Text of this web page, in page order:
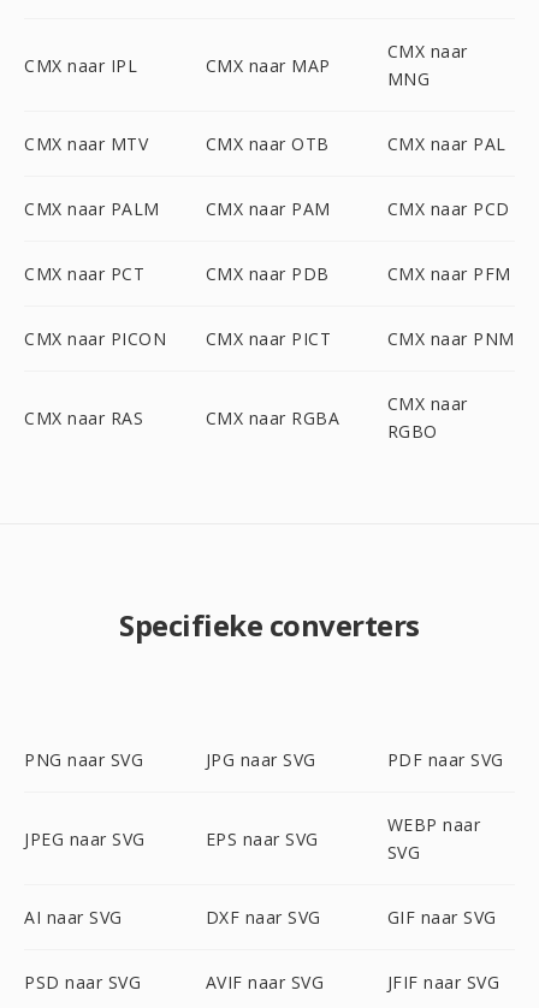
CMX naar IPL CMX naar MAP
CMX naar
MNG
CMX naar MTV CMX naar OTB CMX naar PAL
CMX naar PALM CMX naar PAM CMX naar PCD
CMX naar PCT CMX naar PDB CMX naar PFM
CMX naar PICON CMX naar PICT CMX naar PNM
CMX naar RAS CMX naar RGBA
CMX naar
RGBO
Specifieke converters
PNG naar SVG JPG naar SVG PDF naar SVG
JPEG naar SVG EPS naar SVG
WEBP naar
SVG
AI naar SVG DXF naar SVG GIF naar SVG
PSD naar SVG AVIF naar SVG JFIF naar SVG